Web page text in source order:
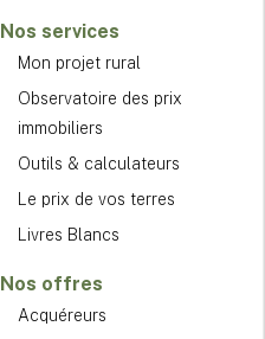
Nos services
Mon projet rural
Observatoire des prix
immobiliers
Outils & calculateurs
Le prix de vos terres
Livres Blancs
Nos offres
Acquéreurs